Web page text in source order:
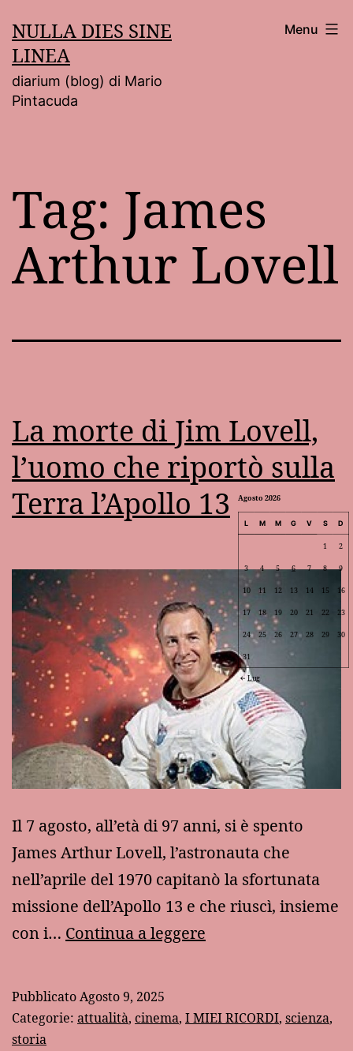
al
contenuto
NULLA DIES SINE
LINEA
diarium (blog) di Mario
Pintacuda
Menu
Tag: James
Arthur Lovell
La morte di Jim Lovell,
l’uomo che riportò sulla
Terra l’Apollo 13
Il 7 agosto, all’età di 97 anni, si è spento
James Arthur Lovell, l’astronauta che
nell’aprile del 1970 capitanò la sfortunata
missione dell’Apollo 13 e che riuscì, insieme
con i… Continua a leggere
Jim
PubblicatoAgosto 9, 2025
Categorie: attualità, cinema, I MIEI RICORDI, scienza,
storia
Agosto 2026
L M M G V S D
1 2
3 4 5 6 7 8 9
10 11 12 13 14 15 16
17 18 19 20 21 22 23
24 25 26 27 28 29 30
31
Lug